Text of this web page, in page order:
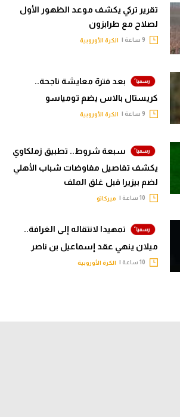
تقرير تركي يكشف موعد الظهور الأول
لصلاح مع طرابزون
الكرة الأوروبية
بعد فترة معايشة ناجحة..
كريستال بالاس يضم تومياسو
الكرة الأوروبية
سبعة شروط.. تطبيق زملكاوي
يكشف تفاصيل مفاوضات شباب الأهلي
لضم بيزيرا قبل غلق الملف
ميركاتو
تمهيدا لانتقاله إلى الغرافة..
ميلان ينهي عقد إسماعيل بن ناصر
الكرة الأوروبية